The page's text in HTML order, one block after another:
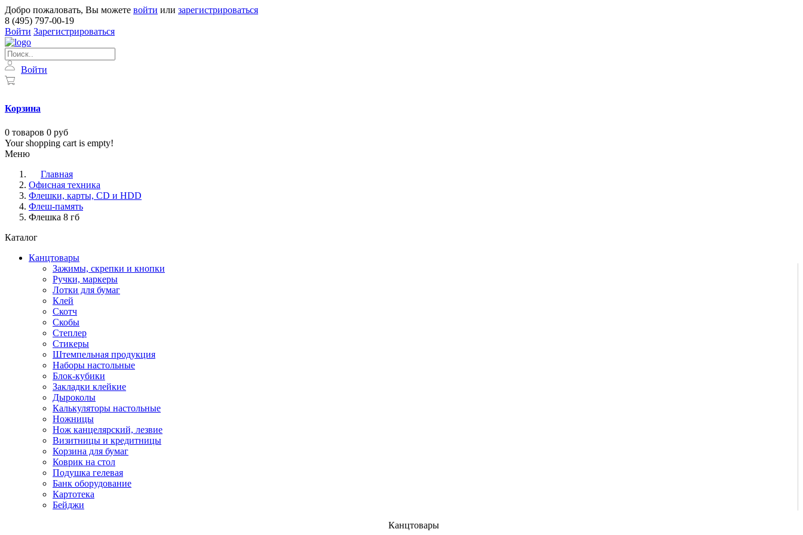
Добро пожаловать, Вы можете войти или зарегистрироваться
8 (495) 797-00-19
Войти Зарегистрироваться
Войти
Корзина
0 товаров 0 руб
Your shopping cart is empty!
Меню
Главная
Офисная техника
Флешки, карты, CD и HDD
Флеш-память
Флешка 8 гб
Каталог
Канцтовары
Зажимы, скрепки и кнопки
Ручки, маркеры
Лотки для бумаг
Клей
Скотч
Скобы
Степлер
Стикеры
Штемпельная продукция
Наборы настольные
Блок-кубики
Закладки клейкие
Дыроколы
Калькуляторы настольные
Ножницы
Нож канцелярский, лезвие
Визитницы и кредитницы
Корзина для бумаг
Коврик на стол
Подушка гелевая
Банк оборудование
Картотека
Бейджи
Канцтовары